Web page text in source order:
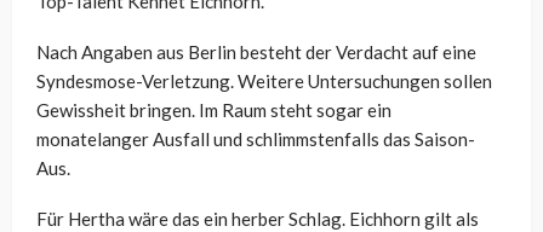
Nach Angaben aus Berlin besteht der Verdacht auf eine
Syndesmose-Verletzung. Weitere Untersuchungen sollen
Gewissheit bringen. Im Raum steht sogar ein
monatelanger Ausfall und schlimmstenfalls das Saison-
Aus.
Für Hertha wäre das ein herber Schlag. Eichhorn gilt als